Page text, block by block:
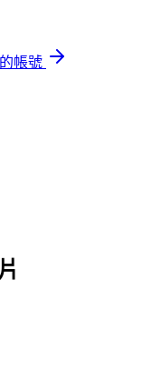
帳號